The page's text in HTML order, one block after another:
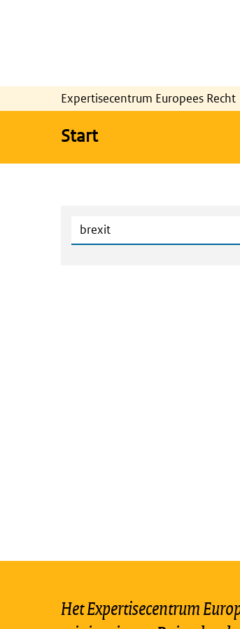
Expertisecentrum Europees Recht
Start
Het Expertisecentrum